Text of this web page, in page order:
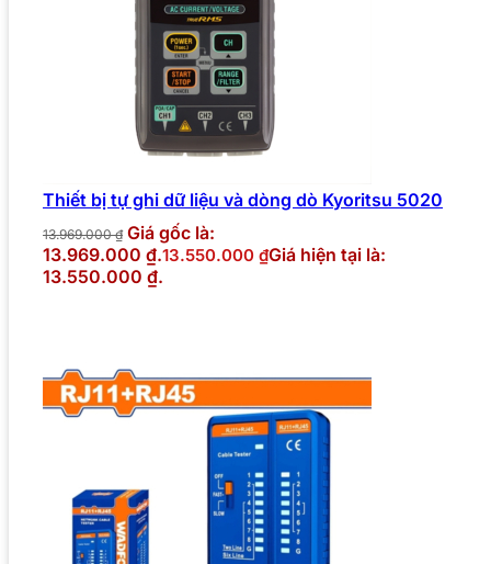
Thiết bị tự ghi dữ liệu và dòng dò Kyoritsu 5020
13.969.000₫ Giá gốc là:
13.969.000 ₫.13.550.000 ₫Giá hiện tại là:
13.550.000 ₫.